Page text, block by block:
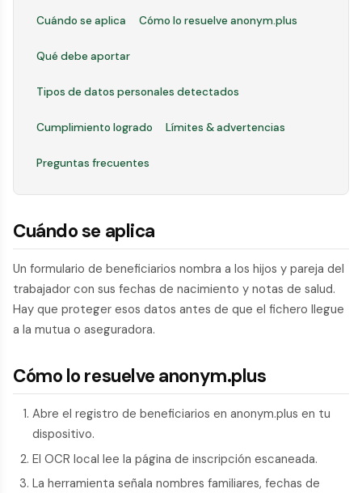
Cuándo se aplica Cómo lo resuelve anonym.plus
Qué debe aportar
Tipos de datos personales detectados
Cumplimiento logrado Límites & advertencias
Preguntas frecuentes
Cuándo se aplica
Un formulario de beneficiarios nombra a los hijos y pareja del
trabajador con sus fechas de nacimiento y notas de salud.
Hay que proteger esos datos antes de que el fichero llegue
a la mutua o aseguradora.
Cómo lo resuelve anonym.plus
Abre el registro de beneficiarios en anonym.plus en tu
dispositivo.
El OCR local lee la página de inscripción escaneada.
La herramienta señala nombres familiares, fechas de